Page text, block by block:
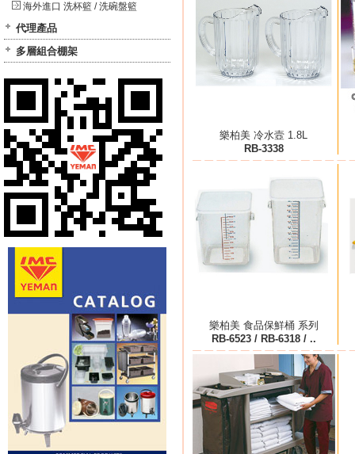
海外進口 洗杯籃 / 洗碗盤籃
代理產品
多層組合棚架
樂柏美 冷水壼 1.8L
RB-3338
樂柏美 食品保鮮桶 系列
RB-6523 / RB-6318 / ..